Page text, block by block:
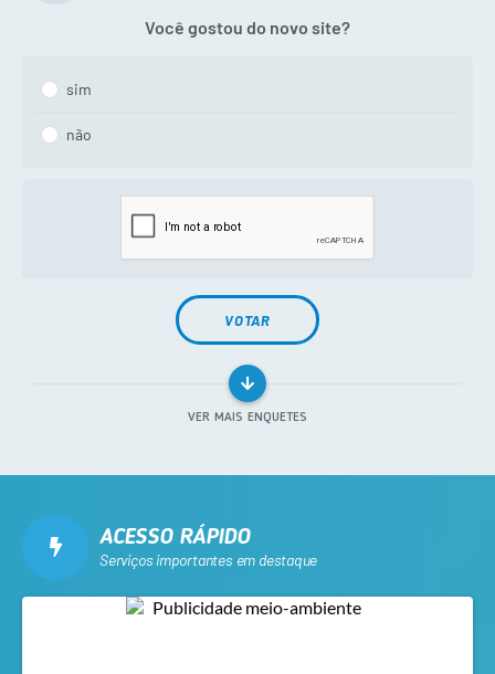
Você gostou do novo site?
sim
não
VOTAR
VER MAIS ENQUETES
ACESSO RÁPIDO
Serviços importantes em destaque